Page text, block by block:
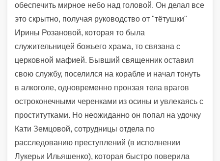
обеспечить мирное небо над головой. Он делал все
это скрытно, получая руководство от "тётушки"
Ирины Розановой, которая то была
служительницей божьего храма, то связана с
церковной мафией. Бывший священник оставил
свою службу, поселился на корабле и начал тонуть
в алкоголе, одновременно пронзая тела врагов
остроконечными черенками из осины и увлекаясь с
проститутками. Но неожиданно он попал на удочку
Кати Земцовой, сотрудницы отдела по
расследованию преступлений (в исполнении
Лукерьи Ильяшенко), которая быстро поверила